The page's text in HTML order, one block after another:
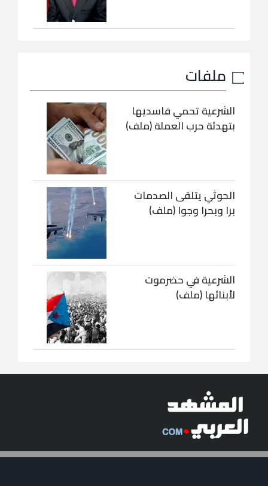
ملفات
الشرعية تحمي فاسديها
بتهدئة حرب العملة (ملف)
الحوثي يتلقى الصدمات
برا وبحرا وجوا (ملف)
الشرعية في حضرموت
لأبنائها (ملف)